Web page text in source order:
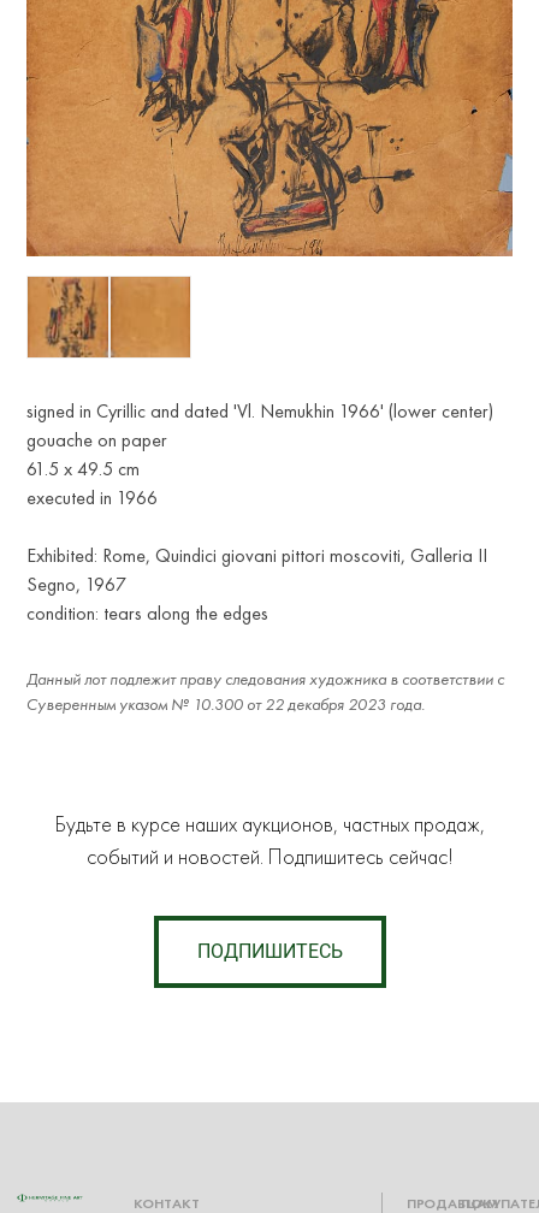
signed in Cyrillic and dated 'Vl. Nemukhin 1966' (lower center)
gouache on paper
61.5 х 49.5 cm
executed in 1966
Exhibited: Rome, Quindici giovani pittori moscoviti, Galleria II
Segno, 1967
condition: tears along the edges
Данный лот подлежит праву следования художника в соответствии с
Суверенным указом № 10.300 от 22 декабря 2023 года.
Будьте в курсе наших аукционов, частных продаж,
событий и новостей. Подпишитесь сейчас!
ПОДПИШИТЕСЬ
КОНТАКТ
ПРОДАВЦАМ